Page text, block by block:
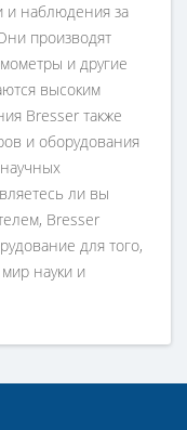
и наблюдения за
производят
и другие
высоким
Bresser также
и оборудования
ли вы
Bresser
для того,
науки и